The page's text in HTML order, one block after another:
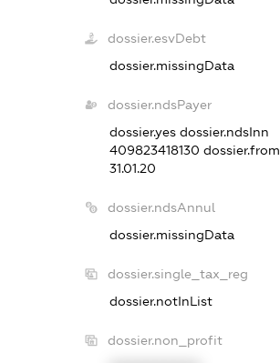
dossier.esvDebt
dossier.missingData
dossier.ndsPayer
dossier.yesdossier.ndsInn
409823418130dossier.from
31.01.20
dossier.ndsAnnul
dossier.missingData
dossier.single_tax_reg
dossier.notInList
dossier.non_profit